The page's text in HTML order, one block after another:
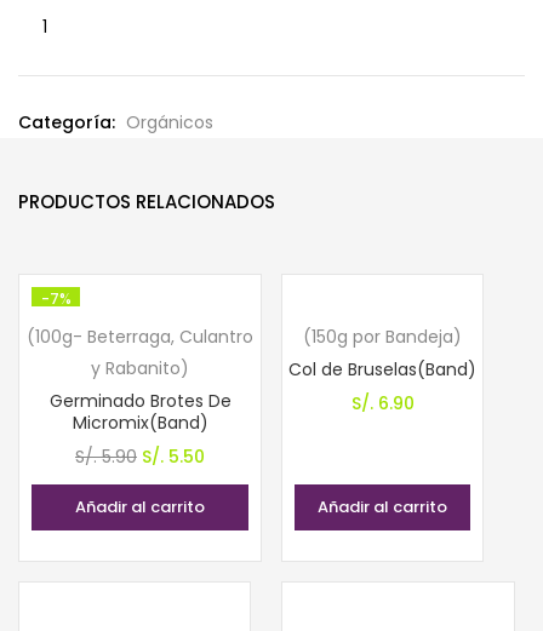
Jalapeños
cantidad
Categoría: Orgánicos
PRODUCTOS RELACIONADOS
-7%
(100g- Beterraga, Culantro
y Rabanito)
Germinado Brotes De
Micromix(Band)
S/.5.90 El
precio
original
S/. 5.90.
S/. 5.50
precio
S/. 5.50.
Añadir al carrito
(150g por Bandeja)
Col de Bruselas(Band)
S/.6.90
Añadir al carrito